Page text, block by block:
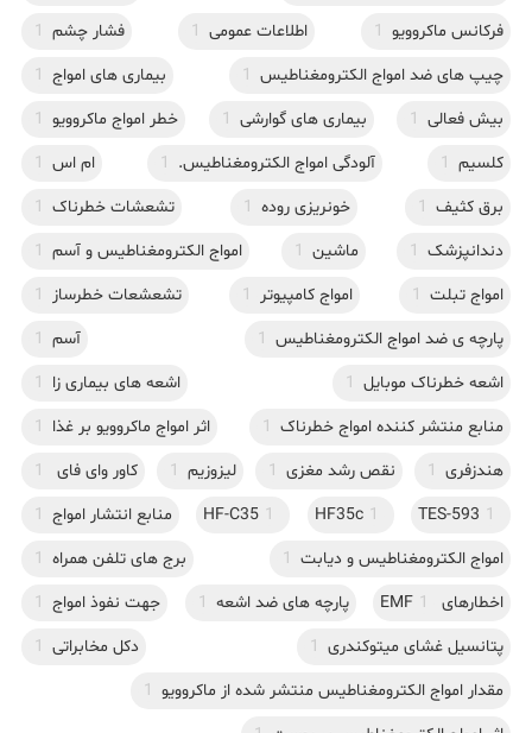
فرکانس ماکروویو 1 اطلاعات عمومی 1 فشار چشم 1
چیپ های ضد امواج الکترومغناطیس 1 بیماری های امواج 1
بیش فعالی 1 بیماری های گوارشی 1 خطر امواج ماکروویو 1
کلسیم 1 آلودگی امواج الکترومغناطیس. 1 ام اس 1
برق کثیف 1 خونریزی روده 1 تشعشات خطرناک 1
دندانپزشک 1 ماشین 1 امواج الکترومغناطیس و آسم 1
امواج تبلت 1 امواج کامپیوتر 1 تشعشعات خطرساز
1
پارچه ی ضد امواج الکترومغناطیس 1 آسم 1
اشعه خطرناک موبایل 1 اشعه های بیماری زا 1
منابع منتشر کننده امواج خطرناک 1 اثر امواج ماکروویو بر غذا 1
هندزفری 1 نقص رشد مغزی 1 لیزوزیم 1 کاور وای فای
1
TES-593 1
HF35c 1
HF-C35 1 منابع انتشار امواج 1
امواج الکترومغناطیس و دیابت 1 برج های تلفن همراه 1
اخطارهای EMF
1 پارچه های ضد اشعه 1 جهت نفوذ امواج 1
پتانسیل غشای میتوکندری 1 دکل مخابراتی 1
مقدار امواج الکترومغناطیس منتشر شده از ماکروویو 1